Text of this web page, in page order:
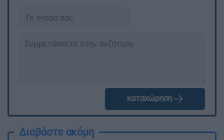
καταχώρηση
Διαβάστε ακόμη